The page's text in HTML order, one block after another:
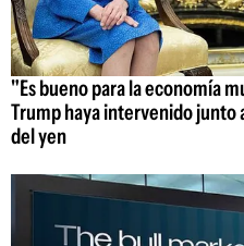
"Es bueno para la economía
Trump haya intervenido junto
del yen